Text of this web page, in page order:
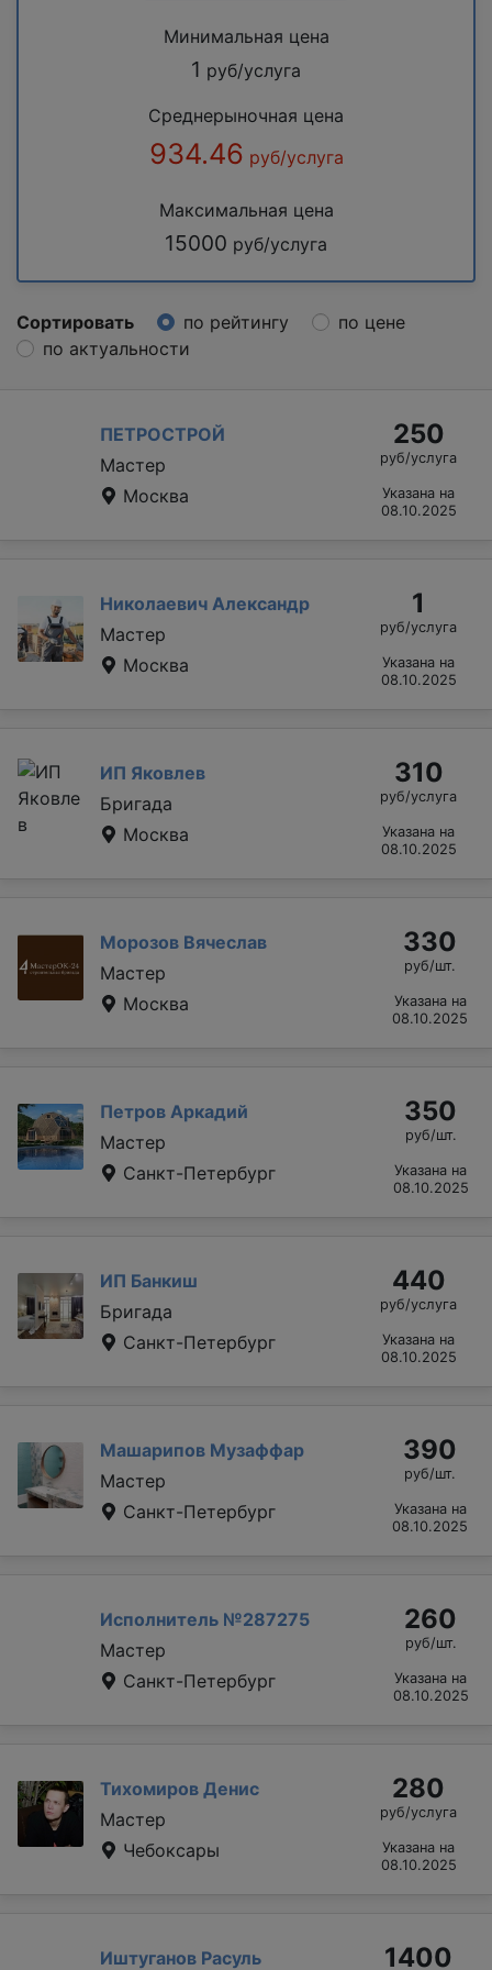
Минимальная цена
1 руб/услуга
Среднерыночная цена
934.46 руб/услуга
Максимальная цена
15000 руб/услуга
Сортировать по рейтингу
по цене
по актуальности
ПЕТРОСТРОЙ
Мастер
Москва
250
руб/услуга
Указана на
08.10.2025
Николаевич Александр
Мастер
Москва
1
руб/услуга
Указана на
08.10.2025
ИП Яковлев
Бригада
Москва
310
руб/услуга
Указана на
08.10.2025
Морозов Вячеслав
Мастер
Москва
330
руб/шт.
Указана на
08.10.2025
Петров Аркадий
Мастер
Санкт-Петербург
350
руб/шт.
Указана на
08.10.2025
ИП Банкиш
Бригада
Санкт-Петербург
440
руб/услуга
Указана на
08.10.2025
Машарипов Музаффар
Мастер
Санкт-Петербург
390
руб/шт.
Указана на
08.10.2025
Исполнитель №287275
Мастер
Санкт-Петербург
260
руб/шт.
Указана на
08.10.2025
Тихомиров Денис
Мастер
Чебоксары
280
руб/услуга
Указана на
08.10.2025
Иштуганов Расуль
1400